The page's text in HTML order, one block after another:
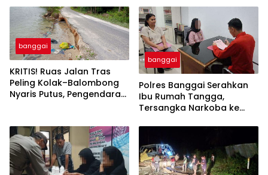
banggai
KRITIS! Ruas Jalan Tras
Peling Kolak–Balombong
Nyaris Putus, Pengendara
banggai
Polres Banggai Serahkan
Ibu Rumah Tangga,
Tersangka Narkoba ke